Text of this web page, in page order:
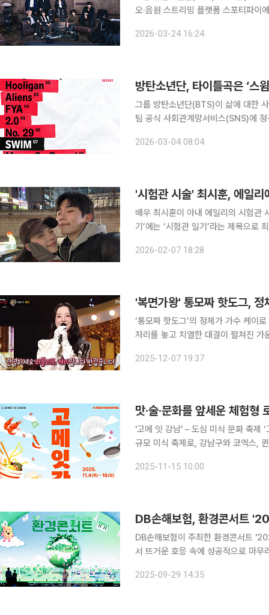
오·음원 스트리밍 플랫폼 스포티파이
보디(Body to Body)’는 사
2026-03-24 16:24
방탄소년단, 타이틀곡은 ‘스
그룹 방탄소년단(BTS)이 삶에 대한 사랑을
팀 공식 사회관계망서비스(SNS)에
‘보디 투 보디(Body to Body)’, ‘훌
2026-03-04 08:04
'시험관 시술' 최시훈, 에일
배우 최시훈이 아내 에일리의 시험관 시술에 미안함을
기’에는 ‘시험관 일기’라는 제목으로 최시
해서 자고 밤에는 뒤척이다 결국 소파
2026-02-07 18:28
‘통모짜 핫도그’의 정체가 가수 케이로 밝혀졌다. 7일 방송된 MBC ‘복면가
자리를 놓고 치열한 대결이 펼쳐진 가운데
다. 이어 가왕 방어에 나선 ‘백발백중
2025-12-07 19:37
맛·술·문화를 앞세운 체험
'고메 잇 강남' – 도심 미식 문화 축제 ‘고메 잇 강남’은 서울 삼성동 코엑스 동측광장에서 열리는 대
규모 미식 축제로, 강남구와 코엑스,
보여주는 라이브 쿠킹쇼가 핵심 프로
2025-11-15 10:00
DB손해보험, 환경콘서트
DB손해보험이 주최한 환경콘서트
서 뜨거운 호응 속에 성공적으로 마무리되었다고 29일 밝
‘2025 함께, 약속 페스티벌‘은 환경
2025-09-29 14:35